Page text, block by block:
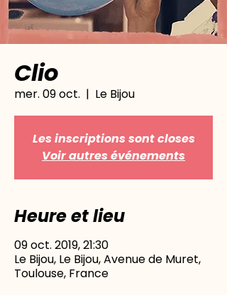
Clio
mer. 09 oct.
  |
Le Bijou
Les inscriptions sont closes
Voir autres événements
Heure et lieu
09 oct. 2019, 21:30
Le Bijou, Le Bijou, Avenue de Muret,
Toulouse, France